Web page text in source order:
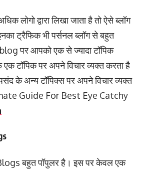
लोगो द्वारा लिखा जाता है तो ऐसे ब्लॉग
ट्रैफिक भी पर्सनल ब्लॉग से बहुत
blog पर आपको एक से ज्यादा टॉपिक
एक टॉपिक पर अपने विचार व्यक्त करता है
के अन्य टॉपिक्स पर अपने विचार व्यक्त
Guide For Best Eye Catchy
बहुत पॉपुलर है। इस पर केवल एक